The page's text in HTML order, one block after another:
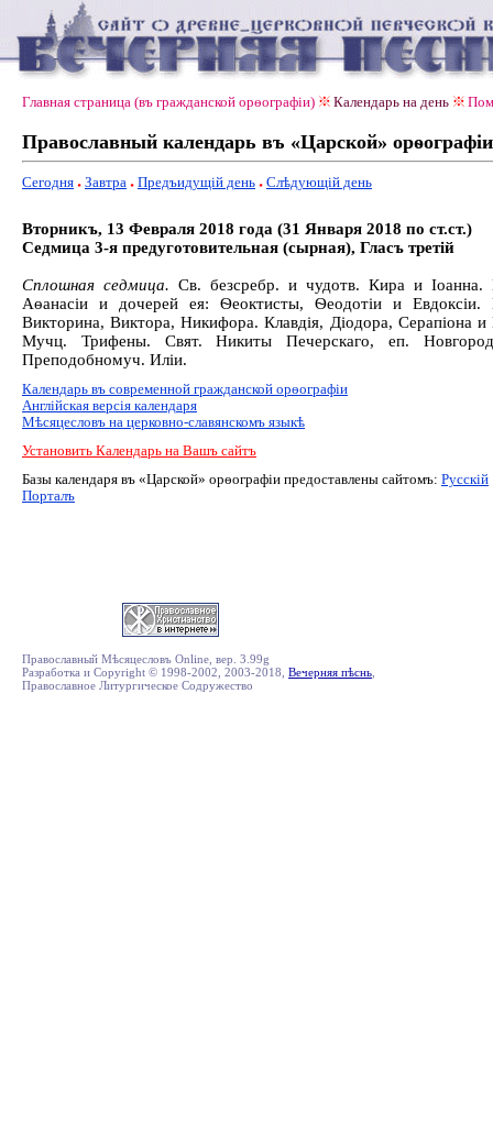
Главная страница (въ гражданской орѳографiи) Календарь на день
Православный календарь въ «Царской» орѳографiи
Сегодня Завтра Предъидущiй день Слѣдующiй день
Вторникъ, 13 Февраля 2018 года (31 Января 2018 по ст.ст.)
Седмица 3-я предуготовительная (сырная), Гласъ третiй
Сплошная седмица. Св. безсребр. и чудотв. Кира и
Аѳанасіи и дочерей ея: Ѳеоктисты, Ѳеодотіи и
Викторина, Виктора, Никифора. Клавдія, Діодора, Серапіона и
Мучц. Трифены. Свят. Никиты Печерскаго, еп.
Преподобномуч. Иліи.
Календарь въ современной гражданской орѳографiи
Англiйская версiя календаря
Мѣсяцесловъ на церковно-славянскомъ языкѣ
Установить Календарь на Вашъ сайтъ
Базы календаря въ «Царской» орѳографiи предоставлены сайтомъ: Русскiй
Порталъ
Православный Мѣсяцесловъ Online, вер. 3.99g
Разработка и Copyright © 1998-2002, 2003-2018, Вечерняя пѣснь
Православное Литургическое Содружество